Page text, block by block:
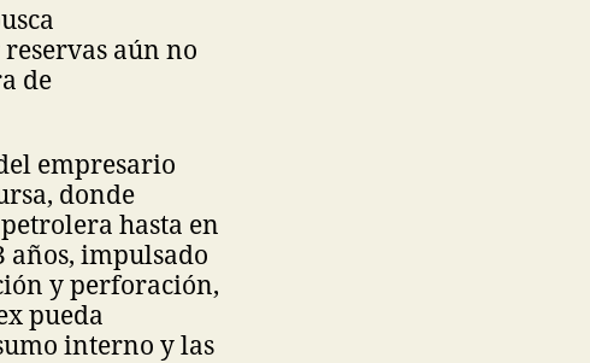
aún no
de
empresario
donde
hasta en
años, impulsado
y perforación,
pueda
interno y las